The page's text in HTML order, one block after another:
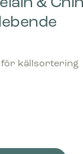
&
för källsortering